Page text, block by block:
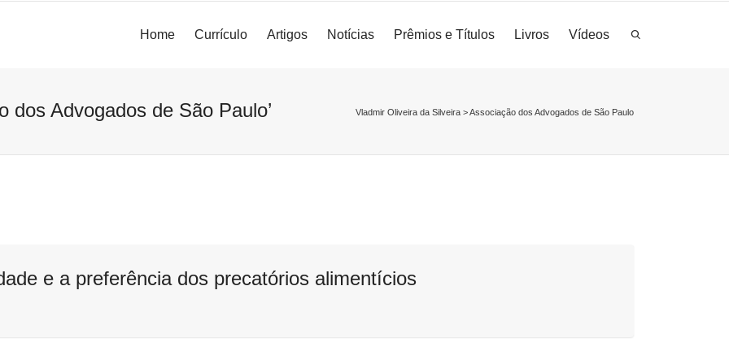
Home Currículo Artigos Notícias Prêmios e Títulos Livros Vídeos
dos Advogados de São Paulo’ Vladmir Oliveira da Silveira >Associação dos Advogados de São Paulo
e a preferência dos precatórios alimentícios